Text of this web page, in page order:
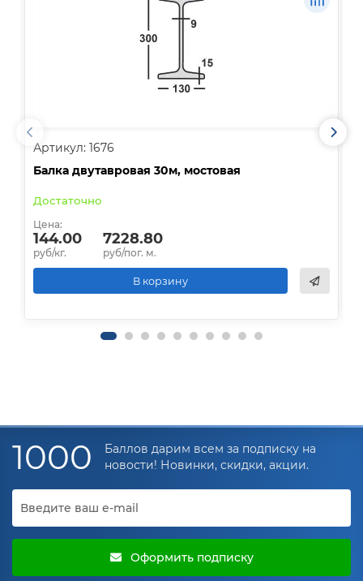
Артикул: 1676
Балка двутавровая 30м, мостовая
Достаточно
Цена:
144.00
руб/кг.
7228.80
руб/пог. м.
В корзину
1000
Баллов дарим всем за подписку на
новости! Новинки, скидки, акции.
Оформить подписку